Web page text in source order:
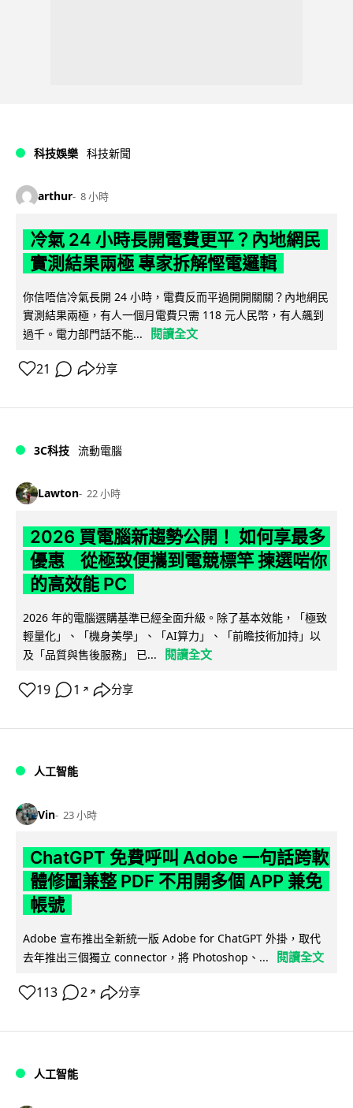
科技娛樂 科技新聞
arthur 8 小時
冷氣 24 小時長開電費更平？內地網民
實測結果兩極 專家拆解慳電邏輯
你信唔信冷氣長開 24 小時，電費反而平過開開關關？內地網民
實測結果兩極，有人一個月電費只需 118 元人民幣，有人飆到
過千。電力部門話不能...
閱讀全文
21 分享
3C科技 流動電腦
Lawton 22 小時
2026 買電腦新趨勢公開！ 如何享最多
優惠 從極致便攜到電競標竿 揀選啱你
的高效能 PC
2026 年的電腦選購基準已經全面升級。除了基本效能，「極致
輕量化」、「機身美學」、「AI算力」、「前瞻技術加持」以
及「品質與售後服務」 已...
閱讀全文
19 1 ↗ 分享
人工智能
Vin 23 小時
ChatGPT 免費呼叫 Adobe 一句話跨軟
體修圖兼整 PDF 不用開多個 APP 兼免
帳號
Adobe 宣布推出全新統一版 Adobe for ChatGPT 外掛，取代
去年推出三個獨立 connector，將 Photoshop、...
閱讀全文
113 2 ↗ 分享
人工智能